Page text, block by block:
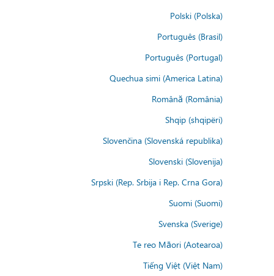
Polski (Polska)
Português (Brasil)
Português (Portugal)
Quechua simi (America Latina)
Română (România)
Shqip (shqipëri)
Slovenčina (Slovenská republika)
Slovenski (Slovenija)
Srpski (Rep. Srbija i Rep. Crna Gora)
Suomi (Suomi)
Svenska (Sverige)
Te reo Māori (Aotearoa)
Tiếng Việt (Việt Nam)